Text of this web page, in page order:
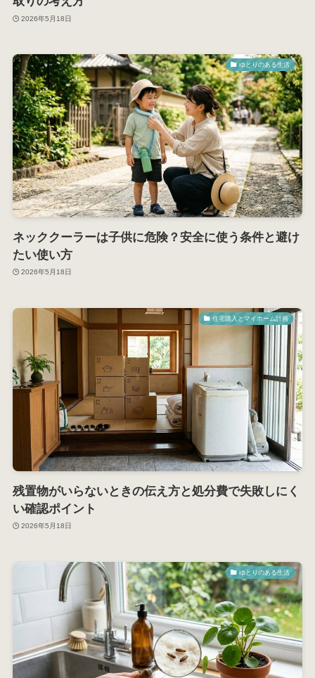
2026年5月18日
ゆとりのある生活
ネッククーラーは子供に危険？安全に使う条件と避け
たい使い方
2026年5月18日
住宅購入とマイホーム計画
残置物がいらないときの伝え方と処分費で失敗しにく
い確認ポイント
2026年5月18日
ゆとりのある生活